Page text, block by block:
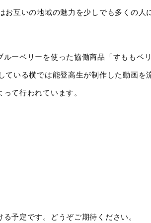
お互いの地域の魅力を少しでも多くの人
ーベリーを使った協働商品「すももベ
いる横では能登高生が制作した動画を
て行われています。
予定です。どうぞご期待ください。